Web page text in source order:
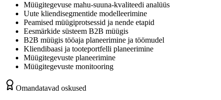
Müügitegevuse mahu-suuna-kvaliteedi analüüs
Uute kliendisegmentide modelleerimine
Peamised müügiprotsessid ja nende etapid
Eesmärkide süsteem B2B müügis
B2B müügis tööaja planeerimine ja töömudel
Kliendibaasi ja tooteportfelli planeerimine
Müügitegevuste planeerimine
Müügitegevuste monitooring
Omandatavad oskused